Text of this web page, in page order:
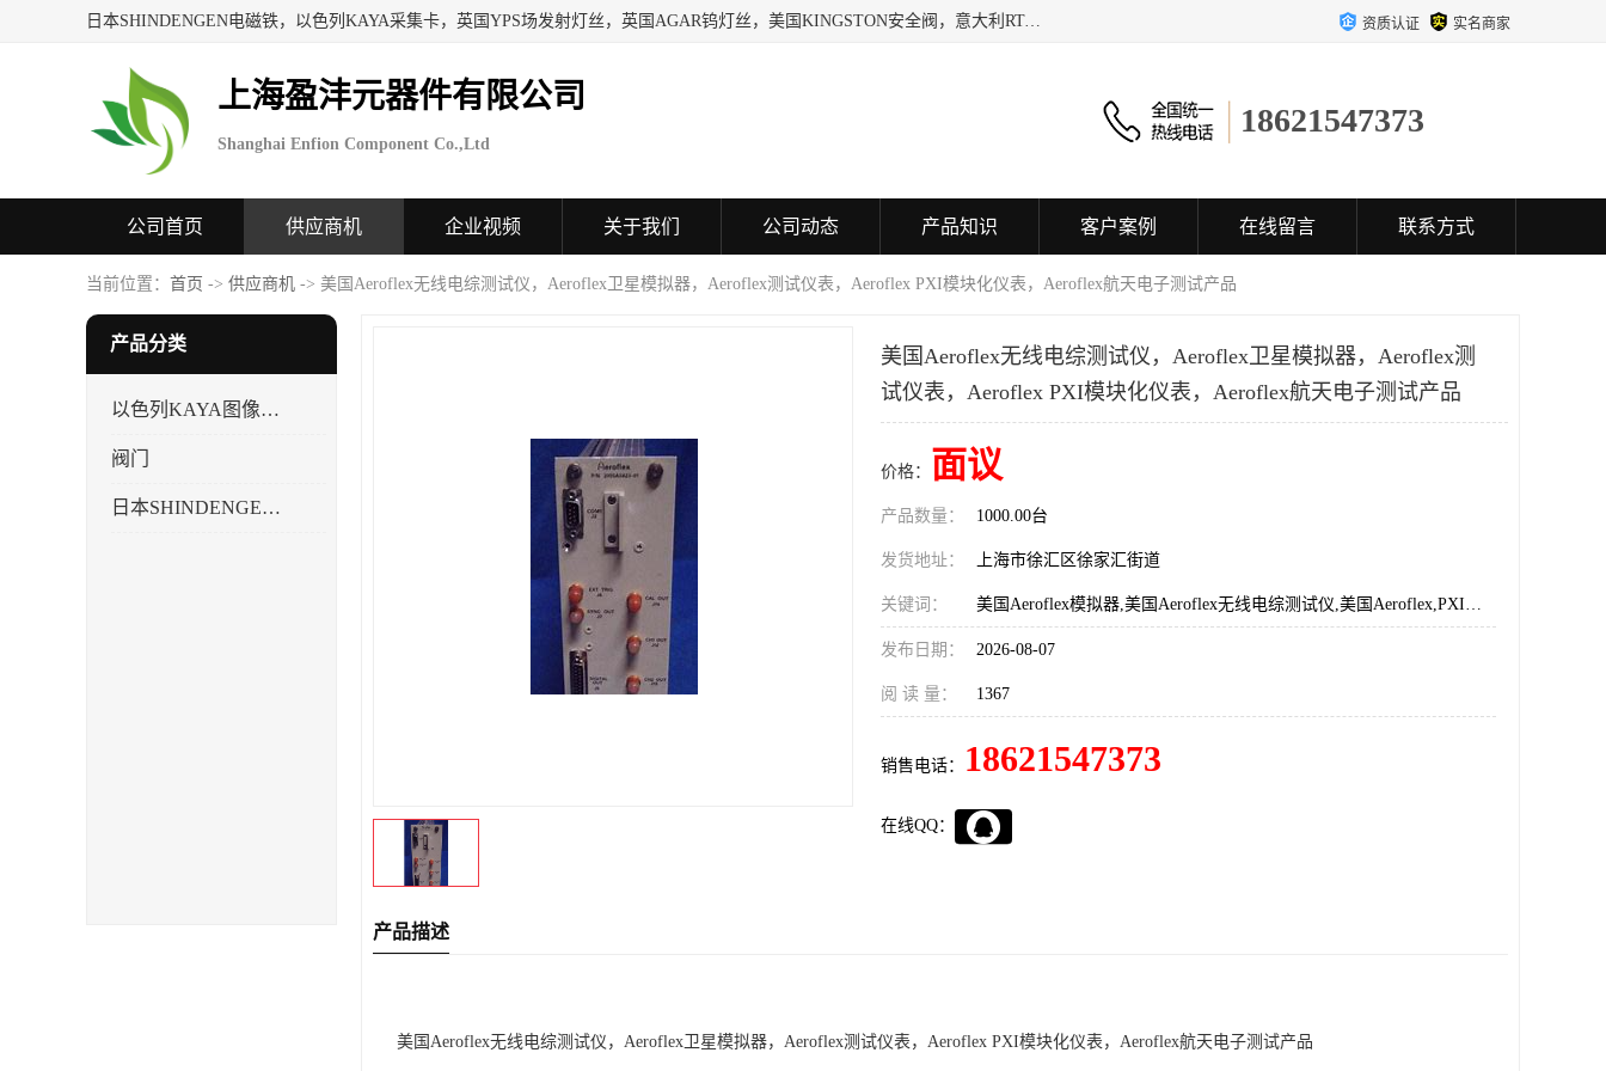
日本SHINDENGEN电磁铁，以色列KAYA采集卡，英国YPS场发射灯丝，英国AGAR钨灯丝，美国KINGSTON安全阀，意大利RTA驱动器，美国MOTT过滤器，美国GENIE过滤器，日本精线NIPPON SEISEN过滤器，法国SAPPEL水表, 德国Thyracont传感器，英国SONTAY压差传感器 美国MPC擦锡布 TB-300-MPC, 德国Matesy磁光分析仪 资质认证 实名商家
上海盈沣元器件有限公司
Shanghai Enfion Component Co.,Ltd
18621547373
公司首页 供应商机 企业视频 关于我们 公司动态 产品知识 客户案例 在线留言 联系方式
当前位置： 首页 -> 供应商机 -> 美国Aeroflex无线电综测试仪，Aeroflex卫星模拟器，Aeroflex测试仪表，Aeroflex PXI模块化仪表，Aeroflex航天电子测试产品
产品分类
以色列KAYA图像采集卡，数据采集卡
阀门
日本SHINDENGEN电磁铁
美国Aeroflex无线电综测试仪，Aeroflex卫星模拟器，Aeroflex测
试仪表，Aeroflex PXI模块化仪表，Aeroflex航天电子测试产品
价格： 面议
产品数量： 1000.00台
发货地址： 上海市徐汇区徐家汇街道
关键词： 美国Aeroflex模拟器,美国Aeroflex无线电综测试仪,美国Aeroflex,PXI模块化仪表
发布日期： 2026-08-07
阅 读 量： 1367
销售电话： 18621547373
在线QQ：
产品描述
美国Aeroflex无线电综测试仪，Aeroflex卫星模拟器，Aeroflex测试仪表，Aeroflex PXI模块化仪表，Aeroflex航天电子测试产品